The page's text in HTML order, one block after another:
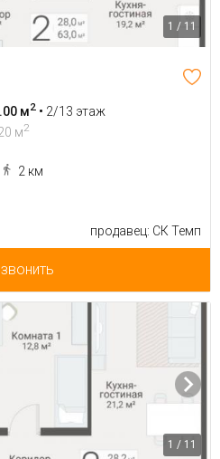
1 / 11
м2 • 2/13 этаж
м2
2 км
продавец: СК Темп
1 / 11